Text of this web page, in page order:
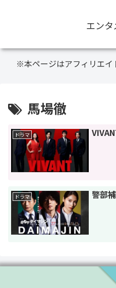
エン
※本ページはアフィリエ
馬場徹
ドラマ
ドラマ 警部